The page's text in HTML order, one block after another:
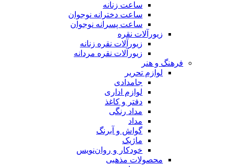
ساعت زنانه
ساعت دخترانه نوجوان
ساعت پسرانه نوجوان
زیورآلات نقره
زیورآلات نقره زنانه
زیورآلات نقره مردانه
فرهنگ و هنر
لوازم تحریر
جامدادی
لوازم اداری
دفتر و کاغذ
مداد رنگی
مداد
گواش و آبرنگ
ماژیک
خودکار و روان‌نویس
محصولات مذهبی